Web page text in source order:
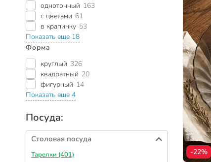
однотонный 163
с цветами 61
в крапинку 53
Показать еще 18
Форма
круглый 326
квадратный 20
фигурный 14
Показать еще 4
Посуда:
Столовая посуда
Тарелки (401)
-22%